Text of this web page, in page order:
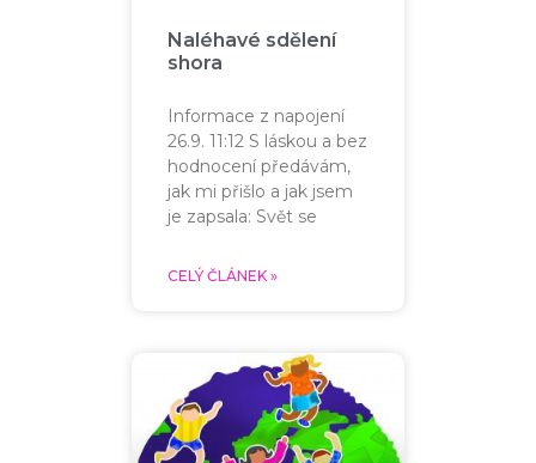
Naléhavé sdělení
shora
Informace z napojení
26.9. 11:12 S láskou a bez
hodnocení předávám,
jak mi přišlo a jak jsem
je zapsala: Svět se
CELÝ ČLÁNEK »